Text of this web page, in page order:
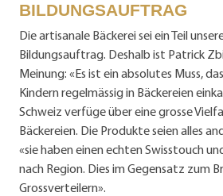
BILDUNGSAUFTRAG
Die artisanale Bäckerei sei ein Teil
Bildungsauftrag. Deshalb ist Patrick
Meinung: «Es ist ein absolutes Muss,
Kindern regelmässig in Bäckereien
Schweiz verfüge über eine grosse
Bäckereien. Die Produkte seien alles
«sie haben einen echten Swisstouch
nach Region. Dies im Gegensatz zum
Grossverteilern».